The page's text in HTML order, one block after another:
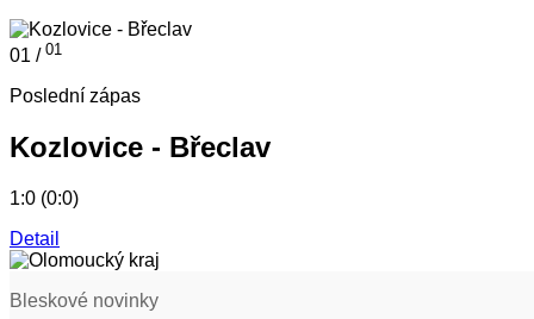
01 / 01
Poslední zápas
Kozlovice - Břeclav
1:0 (0:0)
Detail
Bleskové novinky